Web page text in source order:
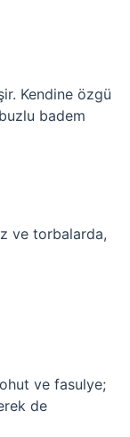
Kendine özgü
badem
ve torbalarda,
ve fasulye;
de